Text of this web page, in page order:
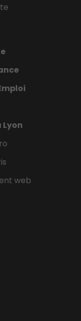
web